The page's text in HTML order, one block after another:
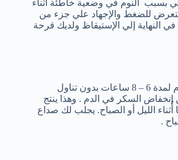
بسبب النوم في وضعية خاطئة أُثناء
تتعرض للضغط والإجهاد علي جزء من
النهاية إلي الإستيقاظ ولديك قرحة
لا تستغرب أنه عند النوم لمدة 6 – 8 ساعات بدون تناول
إنخفاض السكر في الدم . وهذا ينتج
الليل أو الصباح. يجلب لك صداع
.